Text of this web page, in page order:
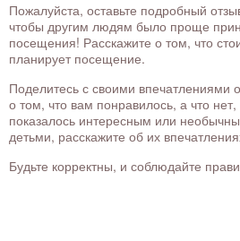
Пожалуйста, оставьте подробный
чтобы другим людям было проще
посещения! Расскажите о том, что
планирует посещение.
Поделитесь с своими
о том, что вам понравилось, а что
показалось интересным или
детьми, расскажите об их
Будьте корректны, и соблюдайте